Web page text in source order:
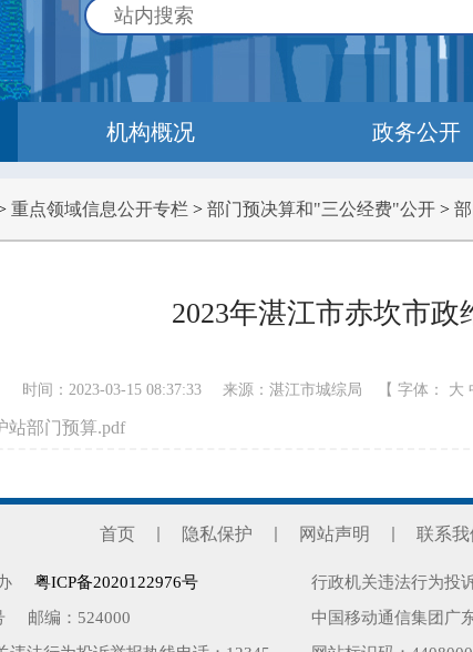
机构概况 政务公开
重点领域信息公开专栏 > 部门预决算和"三公经费"公开 >
2023年湛江市赤坎市政
时间：2023-03-15 08:37:33 来源：湛江市城综局 【 字体： 大
站部门预算.pdf
首页 隐私保护 网站声明 联系我
粤ICP备2020122976号
邮编：524000
行政机关违法行为投
中国移动通信集团广